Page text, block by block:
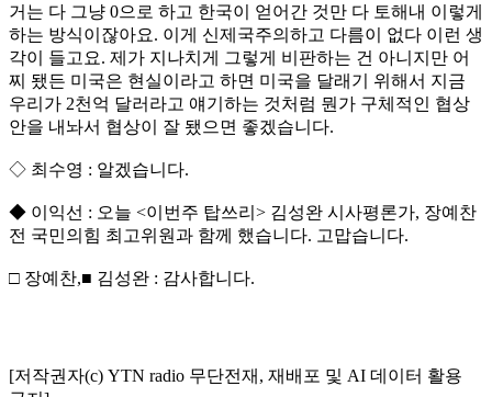
거는 다 그냥 0으로 하고 한국이 얻어간 것만 다 토해내 이렇게
하는 방식이잖아요. 이게 신제국주의하고 다름이 없다 이런 생
각이 들고요. 제가 지나치게 그렇게 비판하는 건 아니지만 어
찌 됐든 미국은 현실이라고 하면 미국을 달래기 위해서 지금
우리가 2천억 달러라고 얘기하는 것처럼 뭔가 구체적인 협상
안을 내놔서 협상이 잘 됐으면 좋겠습니다.
◇ 최수영 : 알겠습니다.
◆ 이익선 : 오늘 <이번주 탑쓰리> 김성완 시사평론가, 장예찬
전 국민의힘 최고위원과 함께 했습니다. 고맙습니다.
□ 장예찬,■ 김성완 : 감사합니다.
[저작권자(c) YTN radio 무단전재, 재배포 및 AI 데이터 활용